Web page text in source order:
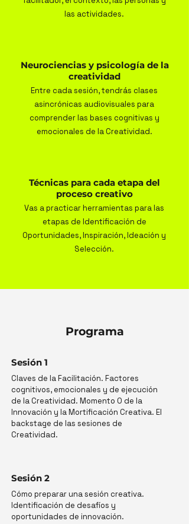
las actividades.
Neurociencias y psicología de la
creatividad
Entre cada sesión, tendrás clases
asincrónicas audiovisuales para
comprender las bases cognitivas y
emocionales de la Creatividad.
Técnicas para cada etapa del
proceso creativo
Vas a practicar herramientas para las
etapas de Identificación de
Oportunidades, Inspiración, Ideación y
Selección.
Programa
Sesión 1
Claves de la Facilitación. Factores
cognitivos, emocionales y de ejecución
de la Creatividad. Momento 0 de la
Innovación y la Mortificación Creativa. El
backstage de las sesiones de
Creatividad.
Sesión 2
Cómo preparar una sesión creativa.
Identificación de desafíos y
oportunidades de innovación.